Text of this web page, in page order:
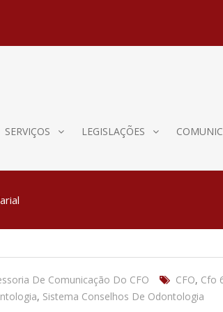
SERVIÇOS LEGISLAÇÕES
De Comunicação Do CFO CFO, Cfo
, Sistema Conselhos De Odontologia